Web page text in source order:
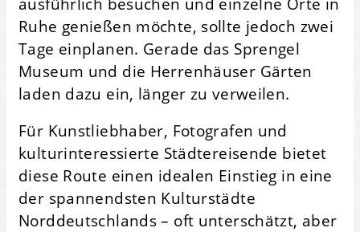
Ruhe genießen möchte, sollte jedoch zwei
Tage einplanen. Gerade das Sprengel
Museum und die Herrenhäuser Gärten
laden dazu ein, länger zu verweilen.
Für Kunstliebhaber, Fotografen und
kulturinteressierte Städtereisende bietet
diese Route einen idealen Einstieg in eine
der spannendsten Kulturstädte
Norddeutschlands – oft unterschätzt, aber